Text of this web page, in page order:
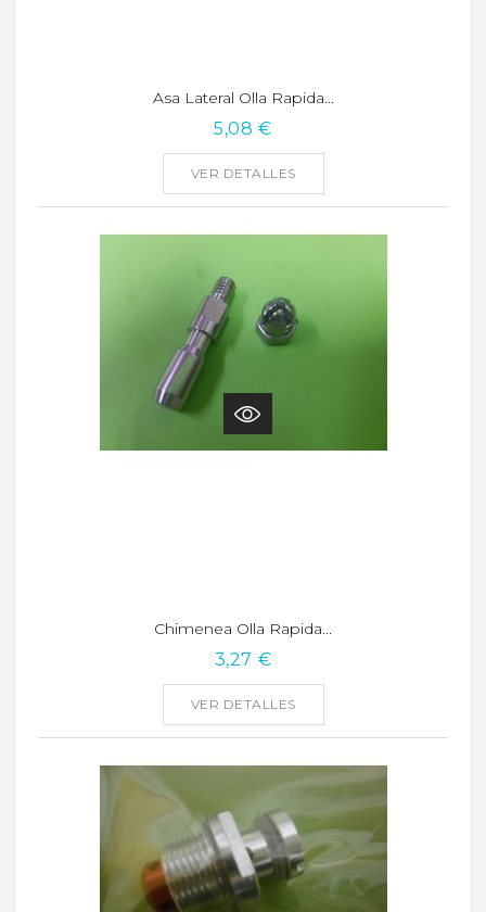
Asa Lateral Olla Rapida...
5,08 €
VER DETALLES
Chimenea Olla Rapida...
3,27 €
VER DETALLES